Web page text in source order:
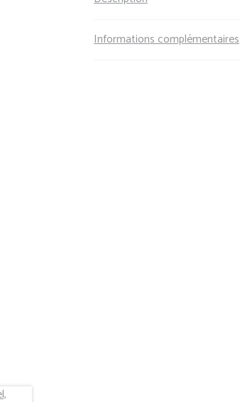
Informations complémentaires